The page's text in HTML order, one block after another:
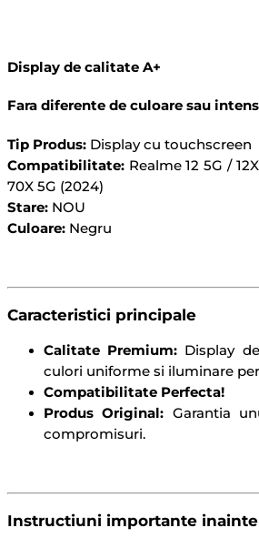
Display de calitate A+
Fara diferente de culoare sau
Tip Produs: Display cu touchscreen
Compatibilitate: Realme 12 5G /
70X 5G (2024)
Stare: NOU
Culoare: Negru
Caracteristici principale
Calitate Premium: Display
culori uniforme si iluminare
Compatibilitate Perfecta!
Produs Original: Garantia
compromisuri.
Instructiuni importante